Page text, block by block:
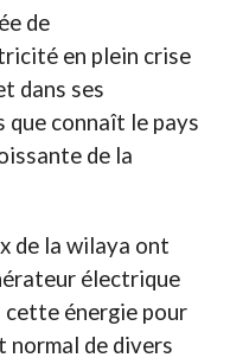
de
en plein crise
dans ses
connaît le pays
de la
de la wilaya ont
électrique
cette énergie pour
de divers